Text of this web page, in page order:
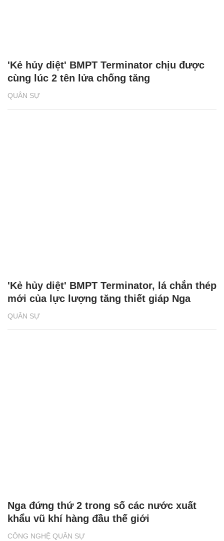
QUÂN SỰ
'Kẻ hủy diệt' BMPT Terminator chịu được
cùng lúc 2 tên lửa chống tăng
QUÂN SỰ
'Kẻ hủy diệt' BMPT Terminator, lá chắn thép
mới của lực lượng tăng thiết giáp Nga
CÔNG NGHỆ QUÂN SỰ
Nga đứng thứ 2 trong số các nước xuất
khẩu vũ khí hàng đầu thế giới